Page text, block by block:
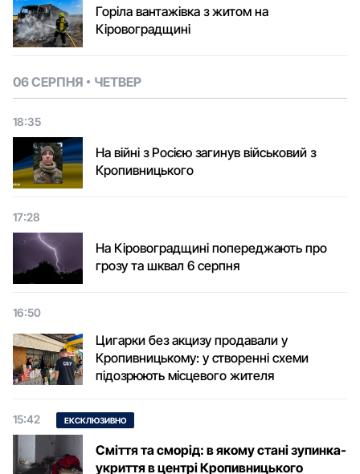
Горіла вантажівка з житом на
Кіровоградщині
06 СЕРПНЯ ЧЕТВЕР
18:35
На війні з Росією загинув військовий з
Кропивницького
17:28
На Кіровоградщині попереджають про
грозу та шквал 6 серпня
16:50
Цигарки без акцизу продавали у
Кропивницькому: у створенні схеми
підозрюють місцевого жителя
15:42 ЕКСКЛЮЗИВНО
Сміття та сморід: в якому стані зупинка-
укриття в центрі Кропивницького